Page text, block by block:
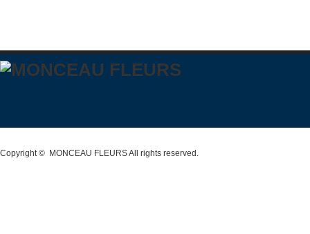
Copyright © MONCEAU FLEURSAll rights reserved.